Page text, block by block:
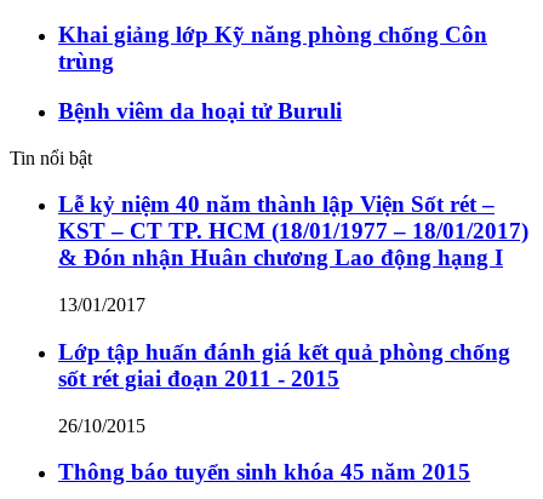
Khai giảng lớp Kỹ năng phòng chống Côn
trùng
Bệnh viêm da hoại tử Buruli
Tin nổi bật
Lễ kỷ niệm 40 năm thành lập Viện Sốt rét –
KST – CT TP. HCM (18/01/1977 – 18/01/2017)
& Đón nhận Huân chương Lao động hạng I
13/01/2017
Lớp tập huấn đánh giá kết quả phòng chống
sốt rét giai đoạn 2011 - 2015
26/10/2015
Thông báo tuyển sinh khóa 45 năm 2015